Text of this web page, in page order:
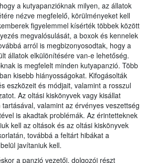
a kutyapanzióknak milyen, az állatok
nézve megfelelő, körülményeket kell
figyelemmel kísérték többek között
megvalósulását, a boxok és kennelek
arról is megbizonyosodtak, hogy a
állatok elkülönítésére van-e lehetőség.
is megfelelt minden kutyapanzió. Több
kisebb hiányosságokat. Kifogásolták
eszközeit és módjait, valamint a rosszul
Az oltási kiskönyvek vagy kisállat
valamint az érvényes veszettség
is akadtak problémák. Az érintetteknek
kell az oltások és az oltási kiskönyvek
továbbá a feltárt hibákat a
javítaniuk kell.
a panzió vezetői, dolgozói részt